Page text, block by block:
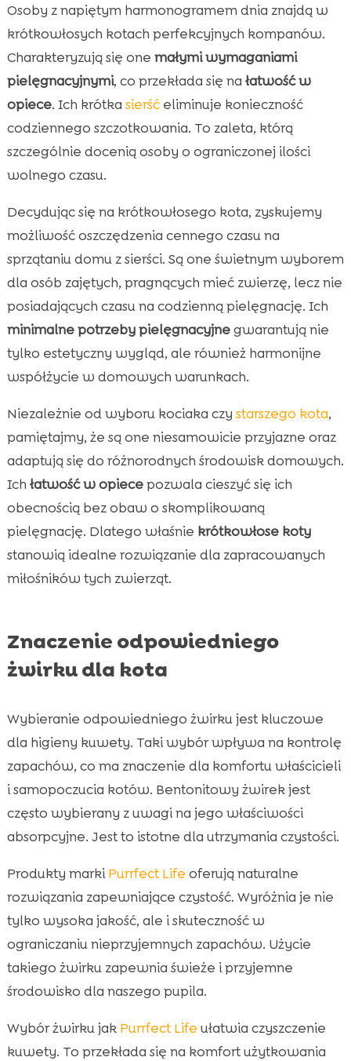
Osoby z napiętym harmonogramem dnia znajdą w
krótkowłosych kotach perfekcyjnych kompanów.
Charakteryzują się one małymi wymaganiami
pielęgnacyjnymi, co przekłada się na łatwość w
opiece. Ich krótka sierśćeliminuje konieczność
codziennego szczotkowania. To zaleta, którą
szczególnie docenią osoby o ograniczonej ilości
wolnego czasu.
Decydując się na krótkowłosego kota, zyskujemy
możliwość oszczędzenia cennego czasu na
sprzątaniu domu z sierści. Są one świetnym wyborem
dla osób zajętych, pragnących mieć zwierzę, lecz nie
posiadających czasu na codzienną pielęgnację. Ich
minimalne potrzeby pielęgnacyjnegwarantują nie
tylko estetyczny wygląd, ale również harmonijne
współżycie w domowych warunkach.
Niezależnie od wyboru kociaka czy starszego kota,
pamiętajmy, że są one niesamowicie przyjazne oraz
adaptują się do różnorodnych środowisk domowych.
Ich łatwość w opiecepozwala cieszyć się ich
obecnością bez obaw o skomplikowaną
pielęgnację. Dlatego właśnie krótkowłose koty
stanowią idealne rozwiązanie dla zapracowanych
miłośników tych zwierząt.
Znaczenie odpowiedniego
żwirku dla kota
Wybieranie odpowiedniego żwirku jest kluczowe
dla higieny kuwety. Taki wybór wpływa na kontrolę
zapachów, co ma znaczenie dla komfortu właścicieli
i samopoczucia kotów. Bentonitowy żwirek jest
często wybierany z uwagi na jego właściwości
absorpcyjne. Jest to istotne dla utrzymania czystości.
Produkty marki Purrfect Life oferują naturalne
rozwiązania zapewniające czystość. Wyróżnia je nie
tylko wysoka jakość, ale i skuteczność w
ograniczaniu nieprzyjemnych zapachów. Użycie
takiego żwirku zapewnia świeże i przyjemne
środowisko dla naszego pupila.
Wybór żwirku jak Purrfect Life ułatwia czyszczenie
kuwety. To przekłada się na komfort użytkowania